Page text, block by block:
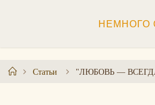
содержимому
НЕМНОГО
ГлавнаяСтатьи "ЛЮБОВЬ —